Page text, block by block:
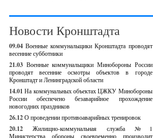
Новости Кронштадта
09.04 Военные коммунальщики Кронштадта проводят
весенние субботники
21.03 Военные коммунальщики Минобороны России
проводят весенние осмотры объектов в городе
Кронштадт и Ленинградской области
14.01 На коммунальных объектах ЦЖКУ Минобороны
России обеспечено безаварийное прохождение
новогодних праздников
26.12О проведении противоаварийных тренировок
20.12
Жилищно-коммунальная служба №1
Министерства обороны своевременно производит